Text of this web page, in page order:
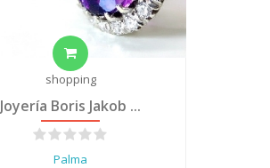
shopping
Joyería Boris Jakob ...
Palma